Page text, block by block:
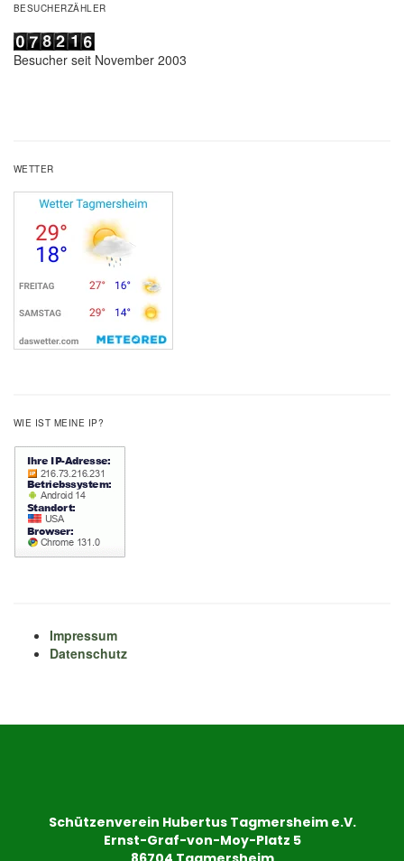
BESUCHERZÄHLER
Besucher seit November 2003
WETTER
WIE IST MEINE IP?
Impressum
Datenschutz
Schützenverein Hubertus Tagmersheim e.V.
Ernst-Graf-von-Moy-Platz 5